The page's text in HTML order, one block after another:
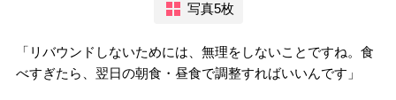
写真5枚
「リバウンドしないためには、無理をしないことですね。食
べすぎたら、翌日の朝食・昼食で調整すればいいんです」